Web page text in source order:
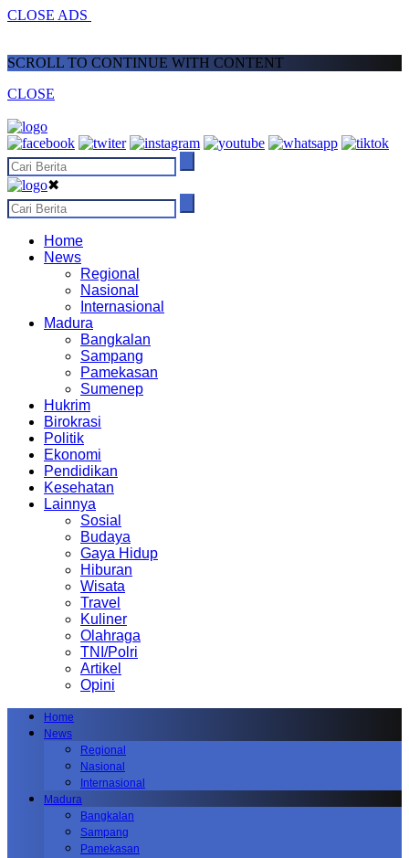
CLOSE ADS
SCROLL TO CONTINUE WITH CONTENT
CLOSE
✖
Home
News
Regional
Nasional
Internasional
Madura
Bangkalan
Sampang
Pamekasan
Sumenep
Hukrim
Birokrasi
Politik
Ekonomi
Pendidikan
Kesehatan
Lainnya
Sosial
Budaya
Gaya Hidup
Hiburan
Wisata
Travel
Kuliner
Olahraga
TNI/Polri
Artikel
Opini
Home
News
Regional
Nasional
Internasional
Madura
Bangkalan
Sampang
Pamekasan